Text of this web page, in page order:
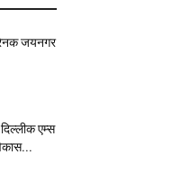
जयनगर
एम्स